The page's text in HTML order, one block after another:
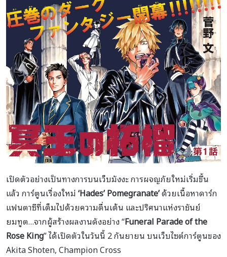
เปิดตัวอย่างเป็นทางการบนเว็บมังงะ การผจญภัยใหม่เริ่มขึ้น
แล้ว การ์ตูนเรื่องใหม่‘Hades’ Pomegranate’ด้วยเนื้อหาดาร์ก
แฟนตาซีที่เต็มไปด้วยความตื่นเต้น และปริศนาแห่งราชันย์
ยมทูต…จากผู้สร้างผลงานดังอย่าง “Funeral Parade of the
Rose King” ได้เปิดตัวในวันนี้ 2 กันยายน บนเว็บไซต์การ์ตูนของ
Akita Shoten, Champion Cross